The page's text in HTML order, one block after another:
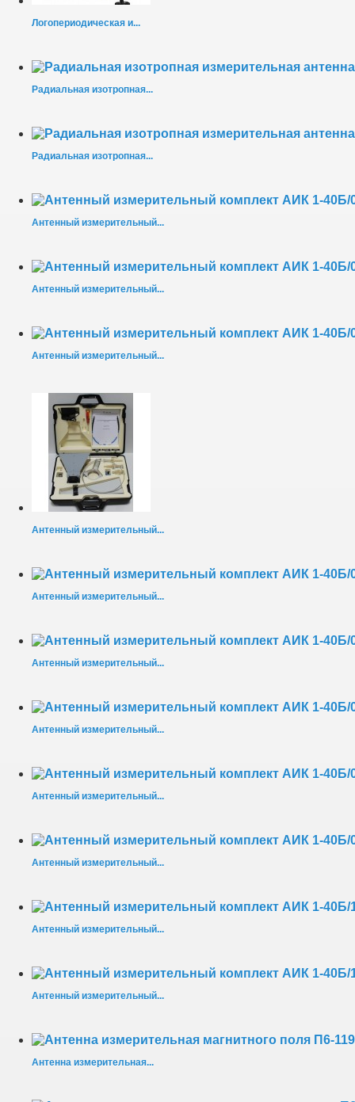
Логопериодическая и...
Радиальная изотропная...
Радиальная изотропная...
Антенный измерительный...
Антенный измерительный...
Антенный измерительный...
Антенный измерительный...
Антенный измерительный...
Антенный измерительный...
Антенный измерительный...
Антенный измерительный...
Антенный измерительный...
Антенный измерительный...
Антенный измерительный...
Антенна измерительная...